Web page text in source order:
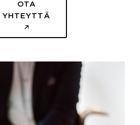
OTA
YHTEYTTÄ